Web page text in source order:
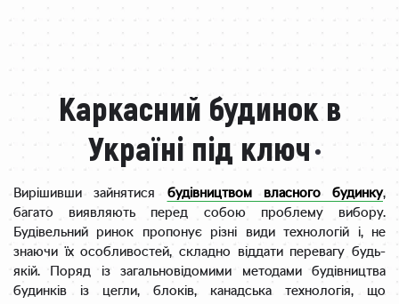
Каркасний будинок в
Україні під ключ
Вирішивши зайнятися будівництвом власного будинку,
багато виявляють перед собою проблему вибору.
Будівельний ринок пропонує різні види технологій і, не
знаючи їх особливостей, складно віддати перевагу будь-
якій. Поряд із загальновідомими методами будівництва
будинків із цегли, блоків, канадська технологія, що